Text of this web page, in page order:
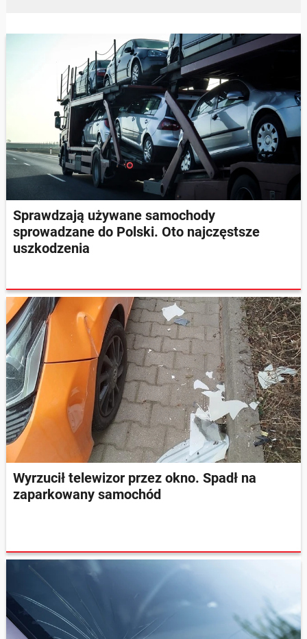
Sprawdzają używane samochody
sprowadzane do Polski. Oto najczęstsze
uszkodzenia
Wyrzucił telewizor przez okno. Spadł na
zaparkowany samochód